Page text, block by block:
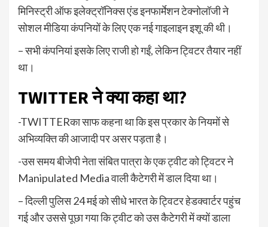
मिनिस्ट्री ऑफ इलेक्ट्रॉनिक्स एंड इनफार्मेशन टेक्नोलॉजी ने
सोशल मीडिया कंपनियों के लिए एक नई गाइलाइन इशू की थी।
– सभी कंपनियां इसके लिए राजी हो गईं, लेकिन ट्विटर तैयार नहीं
था।
TWITTERने क्या कहा था?
-TWITTERका साफ कहना था कि इस प्रकार के नियमों से
अभिव्यक्ति की आजादी पर असर पड़ता है।
-उस समय बीजेपी नेता संबित पात्रा के एक ट्वीट को ट्विटर ने
Manipulated Media वाली कैटेगरी में डाल दिया था।
– दिल्ली पुलिस 24 मई को सीधे भारत के ट्विटर हेडक्वार्टर पहुंच
गई और उससे पूछा गया कि ट्वीट को उस कैटेगरी में क्यों डाला